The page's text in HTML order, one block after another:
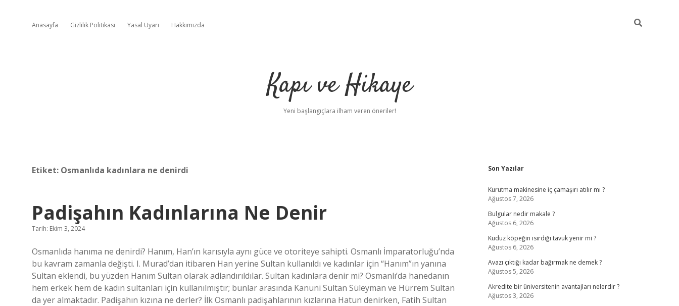
Anasayfa Gizlilik Politikası Yasal Uyarı Hakkımızda
Kapı ve Hikaye
Yeni başlangıçlara ilham veren öneriler!
Etiket: Osmanlıda kadınlara ne denirdi
Padişahın Kadınlarına Ne Denir
Tarih: Ekim 3, 2024
Osmanlıda hanıma ne denirdi? Hanım, Han’ın karısıyla aynı güce ve otoriteye sahipti. Osmanlı İmparatorluğu’nda
bu kavram zamanla değişti. I. Murad’dan itibaren Han yerine Sultan kullanıldı ve kadınlar için “Hanım”ın yanına
Sultan eklendi, bu yüzden Hanım Sultan olarak adlandırıldılar. Sultan kadınlara denir mi? Osmanlı’da hanedanın
hem erkek hem de kadın sultanları için kullanılmıştır; bunlar arasında Kanuni Sultan Süleyman ve Hürrem Sultan
da yer almaktadır. Padişahın kızına ne derler? İlk Osmanlı padişahlarının kızlarına Hatun denirken, Fatih Sultan
Sidebar
Son Yazılar
Kurutma makinesine iç çamaşırı atılır mı ?
Ağustos 7, 2026
Bulgular nedir makale ?
Ağustos 6, 2026
Kuduz köpeğin ısırdığı tavuk yenir mi ?
Ağustos 6, 2026
Avazı çıktığı kadar bağırmak ne demek ?
Ağustos 5, 2026
Akredite bir üniversitenin avantajları nelerdir ?
Ağustos 3, 2026